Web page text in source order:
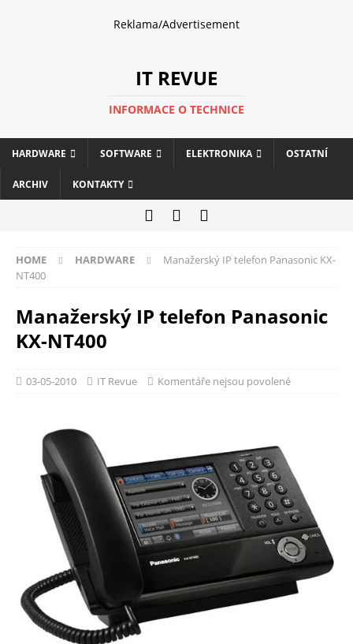
Reklama/Advertisement
IT REVUE
INFORMACE O TECHNICE
HARDWARE SOFTWARE ELEKTRONIKA OSTATNÍ
ARCHIV KONTAKTY
HOME HARDWARE
Manažerský IP telefon Panasonic KX-
NT400
Manažerský IP telefon Panasonic
KX-NT400
03-05-2010 IT Revue Komentáře nejsou povolené